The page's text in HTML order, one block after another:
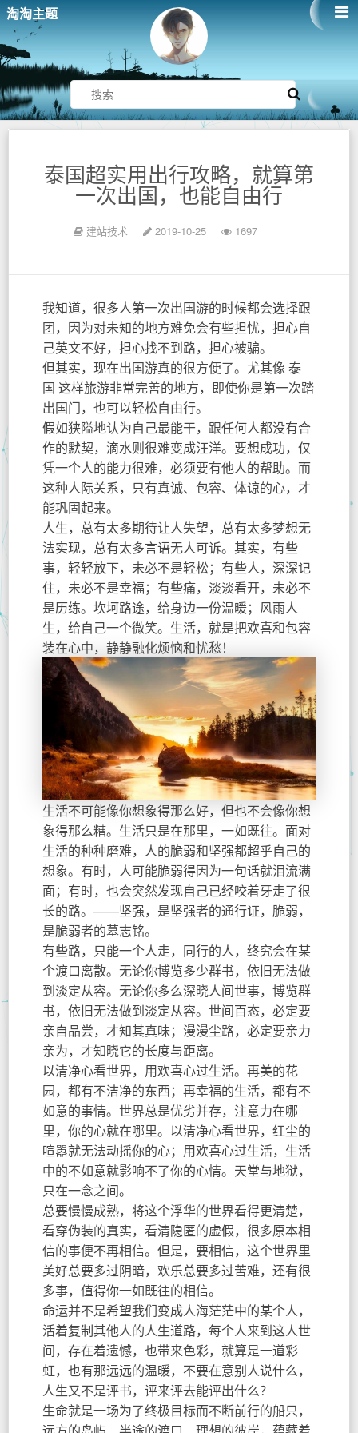
淘淘主题
泰国超实用出行攻略，就算第
一次出国，也能自由行
建站技术 2019-10-25 1697
我知道，很多人第一次出国游的时候都会选择跟
团，因为对未知的地方难免会有些担忧，担心自
己英文不好，担心找不到路，担心被骗。
但其实，现在出国游真的很方便了。尤其像 泰
国 这样旅游非常完善的地方，即使你是第一次踏
出国门，也可以轻松自由行。
假如狭隘地认为自己最能干，跟任何人都没有合
作的默契，滴水则很难变成汪洋。要想成功，仅
凭一个人的能力很难，必须要有他人的帮助。而
这种人际关系，只有真诚、包容、体谅的心，才
能巩固起来。
人生，总有太多期待让人失望，总有太多梦想无
法实现，总有太多言语无人可诉。其实，有些
事，轻轻放下，未必不是轻松；有些人，深深记
住，未必不是幸福；有些痛，淡淡看开，未必不
是历练。坎坷路途，给身边一份温暖；风雨人
生，给自己一个微笑。生活，就是把欢喜和包容
装在心中，静静融化烦恼和忧愁！
生活不可能像你想象得那么好，但也不会像你想
象得那么糟。生活只是在那里，一如既往。面对
生活的种种磨难，人的脆弱和坚强都超乎自己的
想象。有时，人可能脆弱得因为一句话就泪流满
面；有时，也会突然发现自己已经咬着牙走了很
长的路。——坚强，是坚强者的通行证，脆弱，
是脆弱者的墓志铭。
有些路，只能一个人走，同行的人，终究会在某
个渡口离散。无论你博览多少群书，依旧无法做
到淡定从容。无论你多么深晓人间世事，博览群
书，依旧无法做到淡定从容。世间百态，必定要
亲自品尝，才知其真味；漫漫尘路，必定要亲力
亲为，才知晓它的长度与距离。
以清净心看世界，用欢喜心过生活。再美的花
园，都有不洁净的东西；再幸福的生活，都有不
如意的事情。世界总是优劣并存，注意力在哪
里，你的心就在哪里。以清净心看世界，红尘的
喧嚣就无法动摇你的心；用欢喜心过生活，生活
中的不如意就影响不了你的心情。天堂与地狱，
只在一念之间。
总要慢慢成熟，将这个浮华的世界看得更清楚，
看穿伪装的真实，看清隐匿的虚假，很多原本相
信的事便不再相信。但是，要相信，这个世界里
美好总要多过阴暗，欢乐总要多过苦难，还有很
多事，值得你一如既往的相信。
命运并不是希望我们变成人海茫茫中的某个人，
活着复制其他人的人生道路，每个人来到这人世
间，存在着遗憾，也带来色彩，就算是一道彩
虹，也有那远远的温暖，不要在意别人说什么，
人生又不是评书，评来评去能评出什么？
生命就是一场为了终极目标而不断前行的船只，